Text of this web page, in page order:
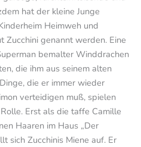
hat der kleine Junge
Heimweh und
Zucchini genannt werden. Eine
bemalter Winddrachen
die ihm aus seinem alten
die er immer wieder
verteidigen muß, spielen
Erst als die taffe Camille
Haaren im Haus „Der
sich Zucchinis Miene auf. Er